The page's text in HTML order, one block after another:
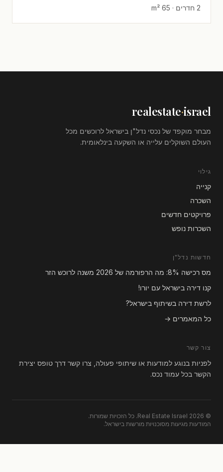
2 חדרים · 65 m²
realestate·israel
מבחר מוקפד של נכסי נדל"ן בישראל לרוכשים מכל
העולם השוקלים עלייה או השקעה בינלאומית.
גילוי
קנייה
השכרה
פרויקטים חדשים
השכרות נופש
חדשות נדל"ן
מס רכישה 8%: מה הרפורמה של 2026 משנה לרוכש הזר
קנו דירה בישראל עם יורו!
לרשת דירה בשיתוף בישראל?
כל המאמרים →
צור קשר
לפניות בנוגע למודעות או שיתופי פעולה, צרו קשר דרך טופס יצירת
הקשר בכל עמוד נכס.
© 2026 Real Estate Israel. כל הזכויות שמורות.
המודעות מגיעות מסוכנויות מורשות בישראל.